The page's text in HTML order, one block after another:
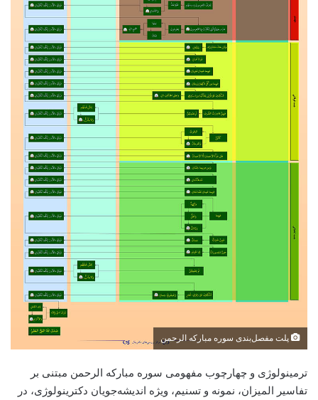
پلت مفصل‌بندی سوره مبارکه الرحمن
ترمینولوژی و چهارچوب مفهومی سوره مبارکه الرحمن مبتنی بر
تفاسیر المیزان، نمونه و تسنیم، ویژه اندیشه‌جویان دکترینولوژی، در